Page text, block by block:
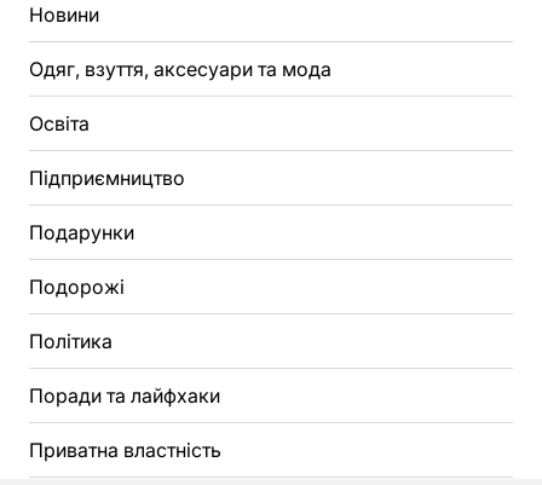
Новини
Одяг, взуття, аксесуари та мода
Освіта
Підприємництво
Подарунки
Подорожі
Політика
Поради та лайфхаки
Приватна властність